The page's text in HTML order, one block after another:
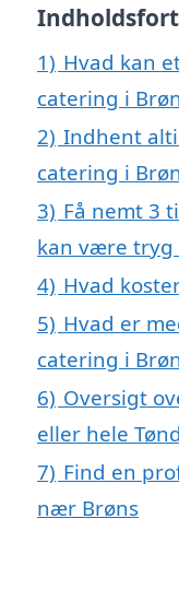
1) Hvad kan
catering i
2) Indhent
catering i
3) Få nemt 3
kan være tryg
4) Hvad
5) Hvad er
catering i
6) Oversigt
eller hele
7) Find en
nær Brøns